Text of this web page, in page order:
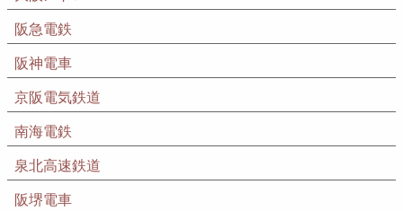
阪急電鉄
阪神電車
京阪電気鉄道
南海電鉄
泉北高速鉄道
阪堺電車